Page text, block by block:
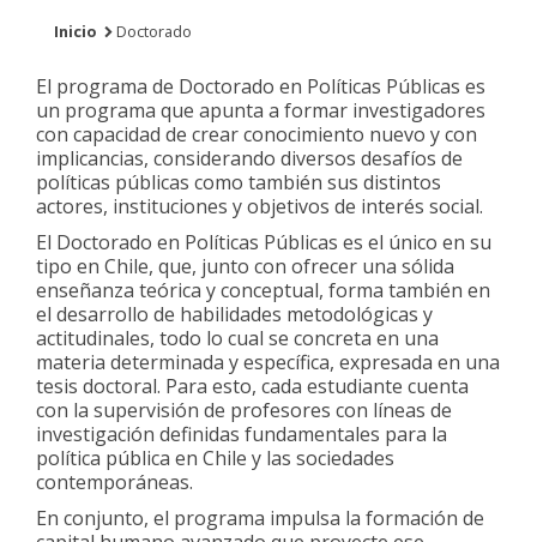
Inicio Doctorado
El programa de Doctorado en Políticas Públicas es
un programa que apunta a formar investigadores
con capacidad de crear conocimiento nuevo y con
implicancias, considerando diversos desafíos de
políticas públicas como también sus distintos
actores, instituciones y objetivos de interés social.
El Doctorado en Políticas Públicas es el único en su
tipo en Chile, que, junto con ofrecer una sólida
enseñanza teórica y conceptual, forma también en
el desarrollo de habilidades metodológicas y
actitudinales, todo lo cual se concreta en una
materia determinada y específica, expresada en una
tesis doctoral. Para esto, cada estudiante cuenta
con la supervisión de profesores con líneas de
investigación definidas fundamentales para la
política pública en Chile y las sociedades
contemporáneas.
En conjunto, el programa impulsa la formación de